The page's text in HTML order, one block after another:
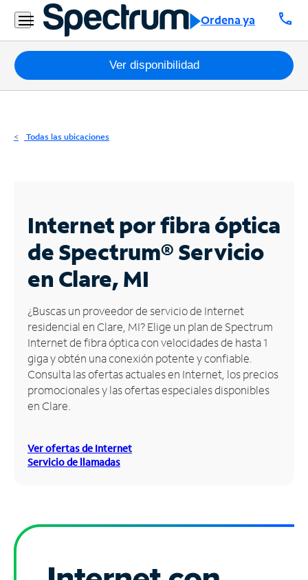
Ordena ya call
Residencial
Business
Paquetes
Internet
Business
Contáctanos
Inglés
Administrar
cuenta
Encuentra
una
tienda
Ver disponibilidad
Todas las ubicaciones
Internet por fibra óptica
de Spectrum®Servicio
en Clare, MI
¿Buscas un proveedor de servicio de Internet
residencial en Clare, MI? Elige un plan de Spectrum
Internet de fibra óptica con velocidades de hasta 1
giga y obtén una conexión potente y confiable.
Consulta las ofertas actuales en Internet, los precios
promocionales y las ofertas especiales disponibles
en Clare.
Ver ofertas de Internet
Servicio de llamadas